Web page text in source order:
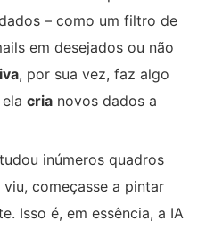
– como um filtro de
em desejados ou não
, por sua vez, faz algo
cria novos dados a
inúmeros quadros
começasse a pintar
Isso é, em essência, a IA